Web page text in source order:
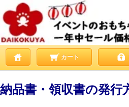
カート
納品書・領収書の発行